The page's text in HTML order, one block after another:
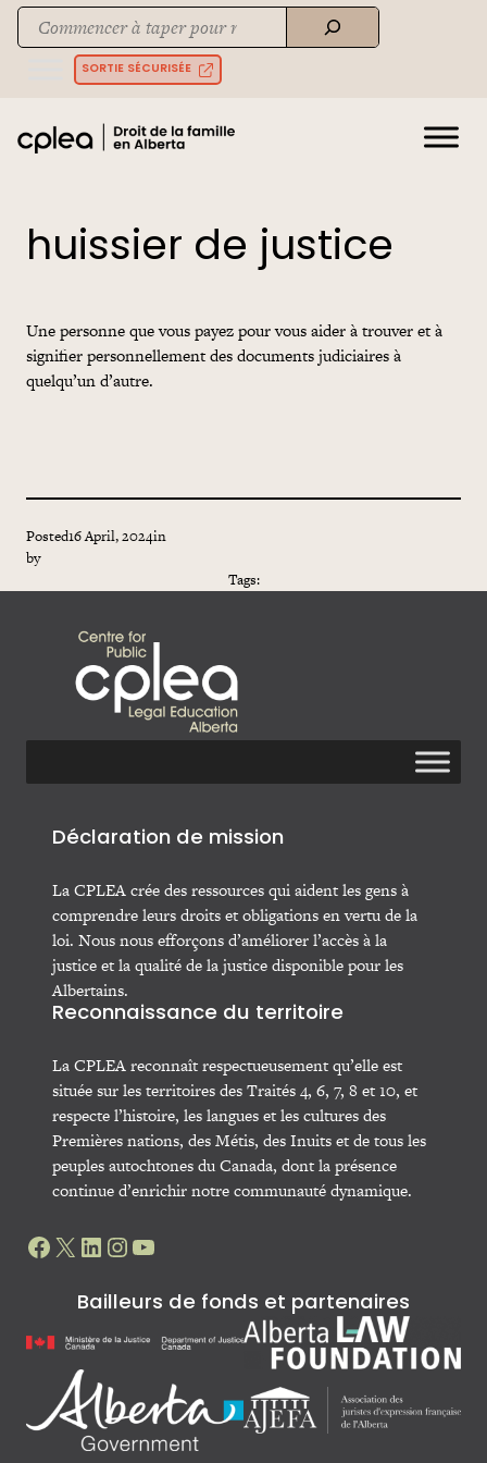
SkipRecherche
When autocomplete results are available use up and down arrows
SORTIE SÉCURISÉE
huissier de justice
Une personne que vous payez pour vous aider à trouver et à
signifier personnellement des documents judiciaires à
quelqu’un d’autre.
Posted16 April, 2024in
by
Tags:
Déclaration de mission
La CPLEA crée des ressources qui aident les gens à
comprendre leurs droits et obligations en vertu de la
loi. Nous nous efforçons d’améliorer l’accès à la
justice et la qualité de la justice disponible pour les
Albertains.
Reconnaissance du territoire
La CPLEA reconnaît respectueusement qu’elle est
située sur les territoires des Traités 4, 6, 7, 8 et 10, et
respecte l’histoire, les langues et les cultures des
Premières nations, des Métis, des Inuits et de tous les
peuples autochtones du Canada, dont la présence
continue d’enrichir notre communauté dynamique.
Facebook
X LinkedIn
Instagram
YouTube
Bailleurs de fonds et partenaires